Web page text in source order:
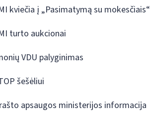
kviečia į „Pasimatymą su mokesčiais“
turto aukcionai
VDU palyginimas
šešėliui
apsaugos ministerijos informacija